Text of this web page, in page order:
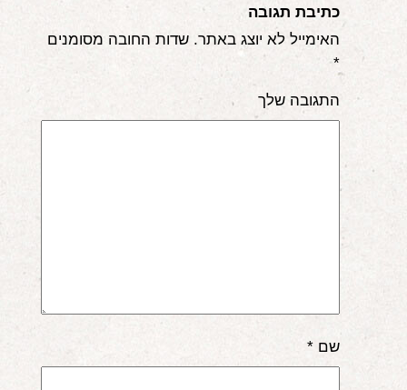
בעיות/מחלות נוספות
אודות
במתנה!
יצירת קשר
כתיבת תגובה
האימייל לא יוצג באתר. שדות החובה מסומנים
*
התגובה שלך
שם *